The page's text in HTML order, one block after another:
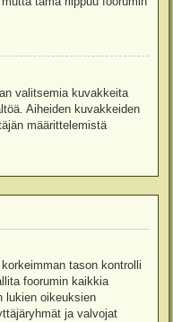
valitsemia kuvakkeita
Aiheiden kuvakkeiden
määrittelemistä
tason kontrolli
foorumin kaikkia
lukien oikeuksien
ja valvojat